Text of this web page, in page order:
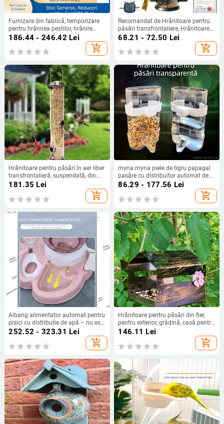
Furnizare din fabrică, temporizare
pentru hrănirea peștilor, hrănire
științifică cantitativă, alimentator
inteligent cu control al peștilor, en-
gros
186.44 - 246.42 Lei
add_shopping_cart
Recomandat de Hrănitoare pentru
păsări transfrontaliere, Hrănitoare
pentru colibri suspendată în aer
liber, Articole pentru animale de
companie
68.21 - 72.50 Lei
add_shopping_cart
Hrănitoare pentru păsări în aer liber
transfrontalieră, suspendată, din
metal, pentru păsări, hrănitoare
suspendată pentru păsări în aer
liber
181.35 Lei
add_shopping_cart
myna myna piele de tigru papagal
pasăre cu distribuitor automat de
apă hrănitor cu apă hrănitor pentru
păsări porumbei provizii pentru
păsări transparente
86.29 - 177.56 Lei
add_shopping_cart
Aibang alimentator automat pentru
pisici cu distribuție de apă – nu este
importat, compatibil cu acvarii
252.52 - 323.31 Lei
add_shopping_cart
Hrănitoare pentru păsări din fier,
pentru exterior, grădină, casă pentru
păsări din metal
146.11 Lei
add_shopping_cart